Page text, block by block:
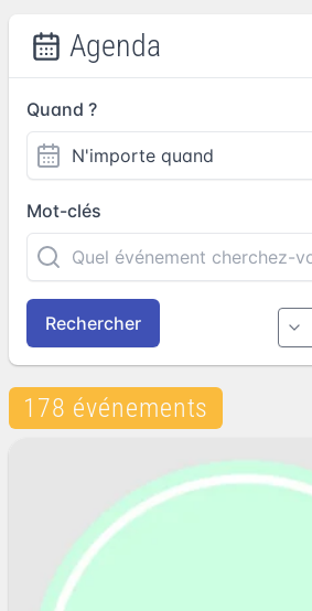
Agenda
Quand ?
Mot-clés
Rechercher
178 événements